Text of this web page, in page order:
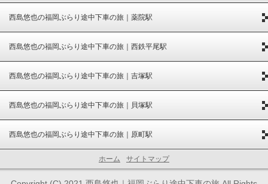
西島悠也の福岡ぶらり途中下車の旅｜薬院駅
西島悠也の福岡ぶらり途中下車の旅｜西鉄平尾駅
西島悠也の福岡ぶらり途中下車の旅｜吉塚駅
西島悠也の福岡ぶらり途中下車の旅｜貝塚駅
西島悠也の福岡ぶらり途中下車の旅｜原町駅
ホーム サイトマップ